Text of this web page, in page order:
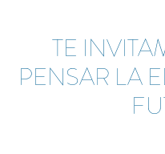
TE
PENSAR LA